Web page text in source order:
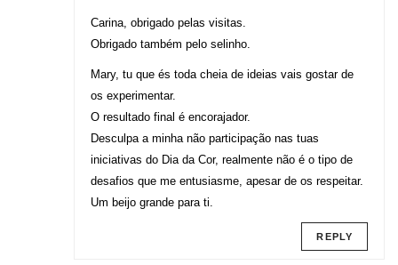
Carina, obrigado pelas visitas.
Obrigado também pelo selinho.
Mary, tu que és toda cheia de ideias vais gostar de
os experimentar.
O resultado final é encorajador.
Desculpa a minha não participação nas tuas
iniciativas do Dia da Cor, realmente não é o tipo de
desafios que me entusiasme, apesar de os respeitar.
Um beijo grande para ti.
REPLY